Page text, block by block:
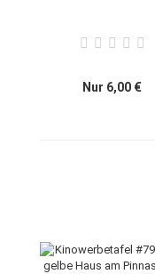
Nur 6,00 €